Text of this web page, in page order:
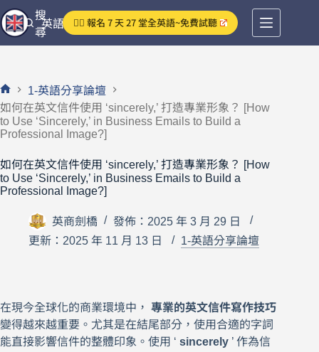
跳
至
主
容
英語分享論壇
搜
尋
👉🏻 報名 7 天 27 堂全英語~免費試聽
首
頁
1-英語分享論壇
如何在英文信件使用 ‘sincerely,’ 打造專業形象？ [How
to Use ‘Sincerely,’ in Business Emails to Build a
Professional Image?]
如何在英文信件使用 ‘sincerely,’ 打造專業形象？ [How
to Use ‘Sincerely,’ in Business Emails to Build a
Professional Image?]
英商劍橋
發佈：2025 年 3 月 29 日
更新：2025 年 11 月 13 日
1-英語分享論壇
在現今全球化的商業環境中， 專業的英文信件寫作技巧
變得越來越重要。尤其是在結尾部分，使用合適的字詞
能直接影響信件的整體印象。使用 ‘ sincerely ’ 作為信